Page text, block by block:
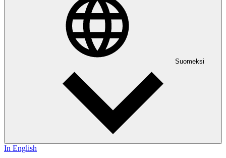
Suomeksi
In English